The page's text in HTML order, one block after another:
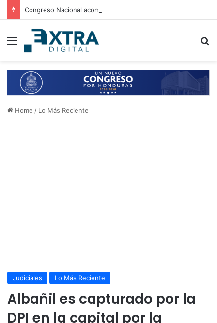
Menu
Home / Lo Más Reciente
Judiciales Lo Más Reciente
Albañil es capturado por la
DPI en la capital por la